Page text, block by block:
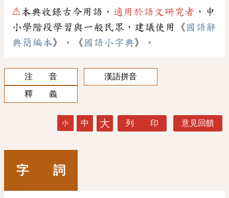
⚠本典收錄古今用語， 適用於語文研究者 ，中
小學階段學習與一般民眾，建議使用《 國語辭
典簡編本》、《 國語小字典》。
注 音
漢語拼音
釋 義
小 中 大 列 印 意見回饋
字 詞